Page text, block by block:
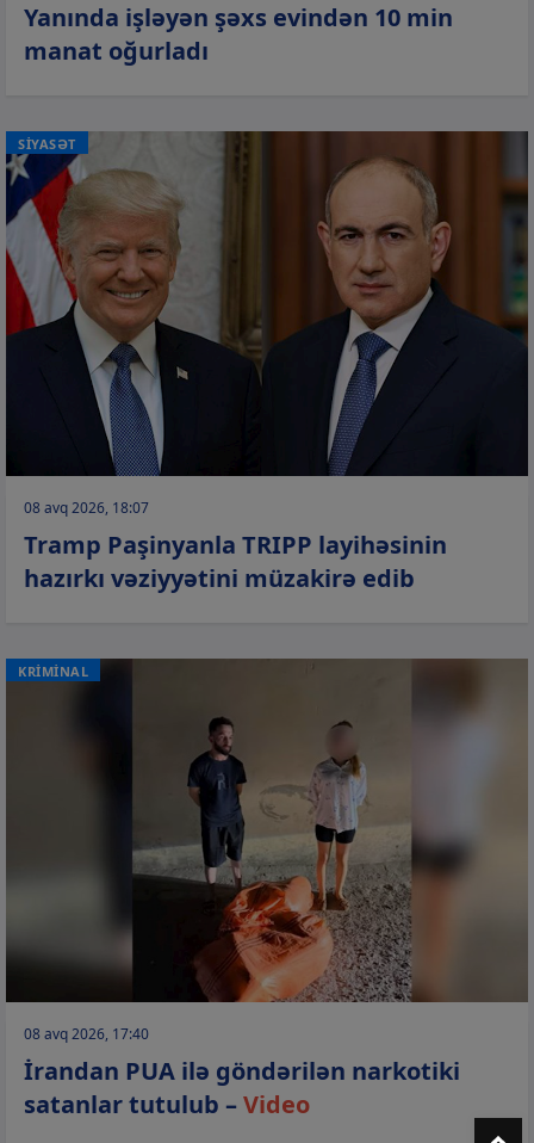
Yanında işləyən şəxs evindən 10 min
manat oğurladı
SİYASƏT
08 avq 2026, 18:07
Tramp Paşinyanla TRIPP layihəsinin
hazırkı vəziyyətini müzakirə edib
KRİMİNAL
08 avq 2026, 17:40
İrandan PUA ilə göndərilən narkotiki
satanlar tutulub –Video